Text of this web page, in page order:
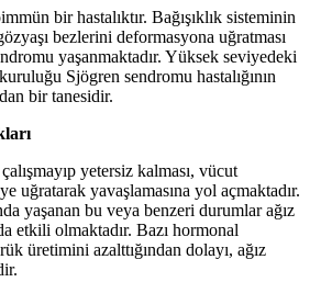
bir hastalıktır. Bağışıklık sisteminin
bezlerini deformasyona uğratması
yaşanmaktadır. Yüksek seviyedeki
Sjögren sendromu hastalığının
bir tanesidir.
yetersiz kalması, vücut
uğratarak yavaşlamasına yol açmaktadır.
yaşanan bu veya benzeri durumlar ağız
etkili olmaktadır. Bazı hormonal
üretimini azalttığından dolayı, ağız